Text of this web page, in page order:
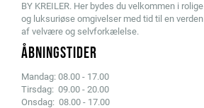
BY KREILER. Her bydes du velkommen i rolige
og luksuriøse omgivelser med tid til en verden
af velvære og selvforkælelse.
ÅBNINGSTIDER
Mandag: 08.00 - 17.00
Tirsdag: 09.00 - 20.00
Onsdag: 08.00 - 17.00